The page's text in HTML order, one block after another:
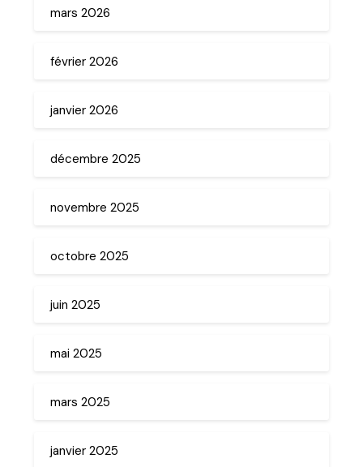
mars 2026
février 2026
janvier 2026
décembre 2025
novembre 2025
octobre 2025
juin 2025
mai 2025
mars 2025
janvier 2025